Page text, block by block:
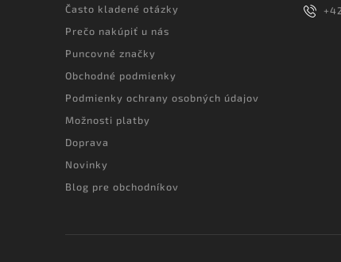
Často kladené otázky
Prečo nakúpiť u nás
Puncovné značky
Obchodné podmienky
Podmienky ochrany osobných údajov
Možnosti platby
Doprava
Novinky
Blog pre obchodníkov